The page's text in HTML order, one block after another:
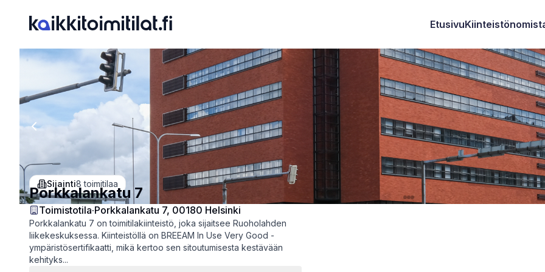
Etusivu
Previous slide
Sijainti8 toimitilaa
Porkkalankatu 7
Toimistotila·Porkkalankatu 7, 00180 Helsinki
Porkkalankatu 7 on toimitilakiinteistö, joka sijaitsee Ruoholahden
liikekeskuksessa. Kiinteistöllä on BREEAM In Use Very Good -
ympäristösertifikaatti, mikä kertoo sen sitoutumisesta kestävään
kehityks...